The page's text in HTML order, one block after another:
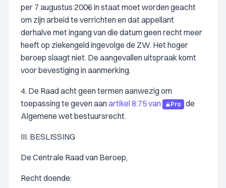
per 7 augustus 2006 in staat moet worden geacht
om zijn arbeid te verrichten en dat appellant
derhalve met ingang van die datum geen recht meer
heeft op ziekengeld ingevolge de ZW. Het hoger
beroep slaagt niet. De aangevallen uitspraak komt
voor bevestiging in aanmerking.
4. De Raad acht geen termen aanwezig om
toepassing te geven aanartikel 8:75 van Pro
de
Algemene wet bestuursrecht.
III. BESLISSING
De Centrale Raad van Beroep,
Recht doende: